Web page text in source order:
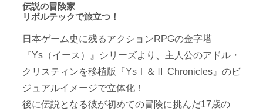
伝説の冒険家
リボルテックで旅立つ！
日本ゲーム史に残るアクションRPGの金字塔
『Ys（イース）』シリーズより、主人公のアドル・
クリスティンを移植版『YsⅠ＆Ⅱ Chronicles』のビ
ジュアルイメージで立体化！
後に伝説となる彼が初めての冒険に挑んだ17歳の